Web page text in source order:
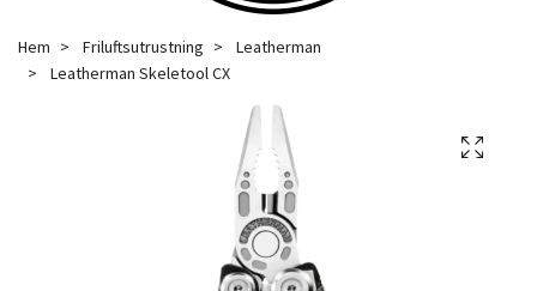
Hem Friluftsutrustning
Leatherman
Leatherman Skeletool CX